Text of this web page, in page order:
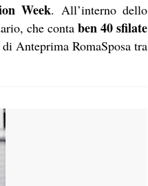
Week. All’interno dello
che conta ben 40 sfilate
Anteprima RomaSposa tra